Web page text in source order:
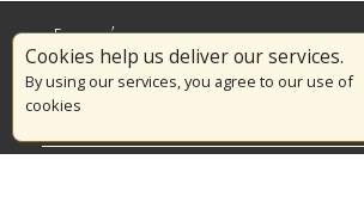
Cookies help us deliver our services.
By using our services, you agree to our use of
cookies
Επικαιρότητα
Το Πυροσβεστικό Σώμα